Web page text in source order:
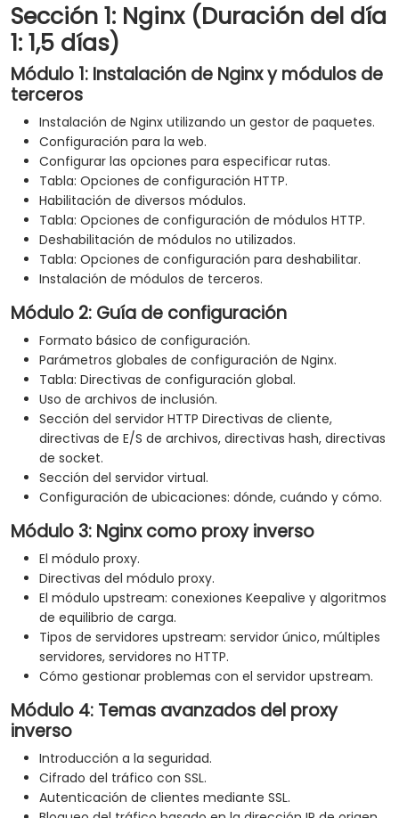
Sección 1: Nginx (Duración del día
1: 1,5 días)
Módulo 1: Instalación de Nginx y módulos de
terceros
Instalación de Nginx utilizando un gestor de paquetes.
Configuración para la web.
Configurar las opciones para especificar rutas.
Tabla: Opciones de configuración HTTP.
Habilitación de diversos módulos.
Tabla: Opciones de configuración de módulos HTTP.
Deshabilitación de módulos no utilizados.
Tabla: Opciones de configuración para deshabilitar.
Instalación de módulos de terceros.
Módulo 2: Guía de configuración
Formato básico de configuración.
Parámetros globales de configuración de Nginx.
Tabla: Directivas de configuración global.
Uso de archivos de inclusión.
Sección del servidor HTTP Directivas de cliente,
directivas de E/S de archivos, directivas hash, directivas
de socket.
Sección del servidor virtual.
Configuración de ubicaciones: dónde, cuándo y cómo.
Módulo 3: Nginx como proxy inverso
El módulo proxy.
Directivas del módulo proxy.
El módulo upstream: conexiones Keepalive y algoritmos
de equilibrio de carga.
Tipos de servidores upstream: servidor único, múltiples
servidores, servidores no HTTP.
Cómo gestionar problemas con el servidor upstream.
Módulo 4: Temas avanzados del proxy
inverso
Introducción a la seguridad.
Cifrado del tráfico con SSL.
Autenticación de clientes mediante SSL.